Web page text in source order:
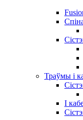
Траўмы і
І